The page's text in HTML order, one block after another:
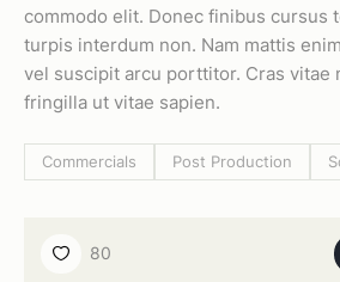
commodo elit. Donec finibus cursus
turpis interdum non. Nam mattis
vel suscipit arcu porttitor. Cras vitae
fringilla ut vitae sapien.
Commercials Post Production
80